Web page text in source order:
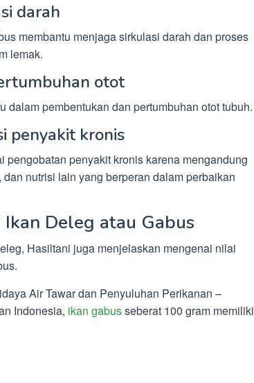
darah
membantu menjaga sirkulasi darah dan proses
lemak.
otot
dalam pembentukan dan pertumbuhan otot tubuh.
penyakit kronis
pengobatan penyakit kronis karena mengandung
nutrisi lain yang berperan dalam perbaikan
Deleg atau Gabus
Hasiltani juga menjelaskan mengenai nilai
Air Tawar dan Penyuluhan Perikanan –
Indonesia, ikan gabusseberat 100 gram memiliki